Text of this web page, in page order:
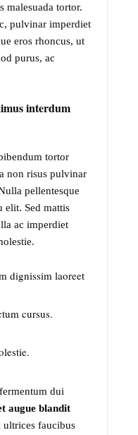
malesuada tortor.
pulvinar imperdiet
eros rhoncus, ut
purus, ac
interdum
tortor
non risus pulvinar
pellentesque
elit. Sed mattis
ac imperdiet
dignissim laoreet
cursus.
dui
augue blandit
ultrices faucibus